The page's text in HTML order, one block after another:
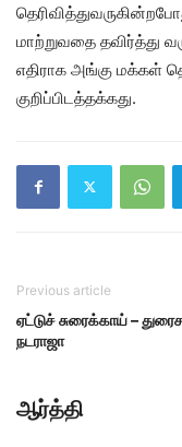
மாற்றுவதை தவிர்த்து
எதிராக அங்கு மக்கள்
குறிப்பிடத்தக்கது.
Previous article
ஏட்டுச் சுரைக்காய் –
நடராஜா
ஆர்த்தி